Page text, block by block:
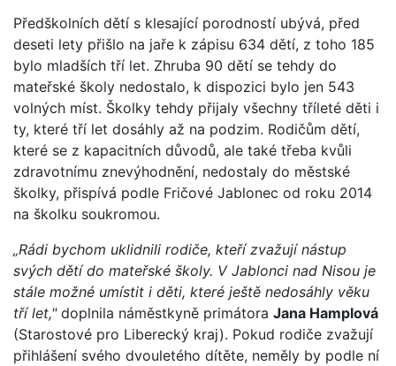
Předškolních dětí s klesající porodností ubývá, před
deseti lety přišlo na jaře k zápisu 634 dětí, z toho 185
bylo mladších tří let. Zhruba 90 dětí se tehdy do
mateřské školy nedostalo, k dispozici bylo jen 543
volných míst. Školky tehdy přijaly všechny tříleté děti i
ty, které tří let dosáhly až na podzim. Rodičům dětí,
které se z kapacitních důvodů, ale také třeba kvůli
zdravotnímu znevýhodnění, nedostaly do městské
školky, přispívá podle Fričové Jablonec od roku 2014
na školku soukromou.
„Rádi bychom uklidnili rodiče, kteří zvažují nástup
svých dětí do mateřské školy. V Jablonci nad Nisou je
stále možné umístit i děti, které ještě nedosáhly věku
tří let,"doplnila náměstkyně primátora Jana Hamplová
(Starostové pro Liberecký kraj). Pokud rodiče zvažují
přihlášení svého dvouletého dítěte, neměly by podle ní